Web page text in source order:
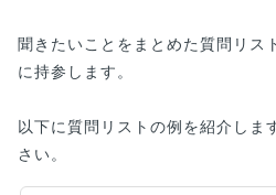
聞きたいことをまとめた質問リス
に持参します。
以下に質問リストの例を紹介しま
さい。